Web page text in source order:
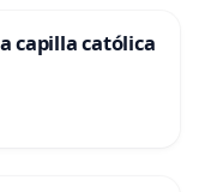
capilla católica